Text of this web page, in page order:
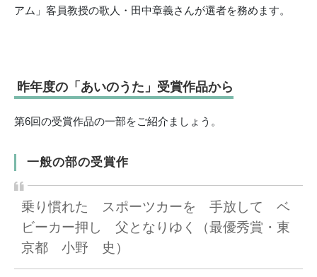
アム」客員教授の歌人・田中章義さんが選者を務めます。
昨年度の「あいのうた」受賞作品から
第6回の受賞作品の一部をご紹介ましょう。
一般の部の受賞作
乗り慣れた スポーツカーを 手放して ベ
ビーカー押し 父となりゆく
（最優秀賞・東
京都 小野 史）